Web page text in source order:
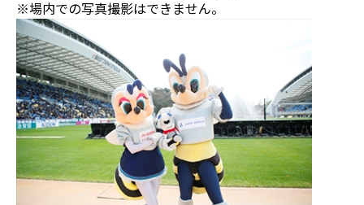
※場内での写真撮影はできません。